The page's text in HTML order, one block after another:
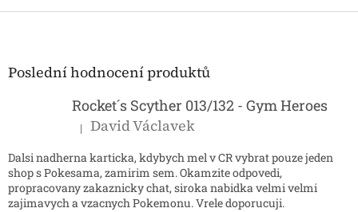
r
k
y
ý
p
i
s
v
Z
Poslední hodnocení produktů
Rocket´s Scyther 013/132 - Gym Heroes
Hodnocení produktu je 5 z 5 hvězdiček.
| David Václavek
Dalsi nadherna karticka, kdybych mel v CR vybrat pouze jeden
shop s Pokesama, zamirim sem. Okamzite odpovedi,
propracovany zakaznicky chat, siroka nabidka velmi velmi
zajimavych a vzacnych Pokemonu. Vrele doporucuji.